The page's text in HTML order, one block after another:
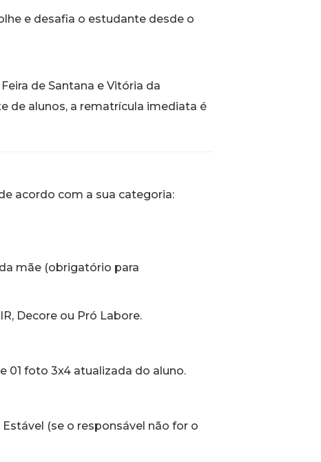
e desafia o estudante desde o
de Santana e Vitória da
de alunos, a rematrícula imediata é
acordo com a sua categoria:
mãe (obrigatório para
Decore ou Pró Labore.
01 foto 3x4 atualizada do aluno.
(se o responsável não for o